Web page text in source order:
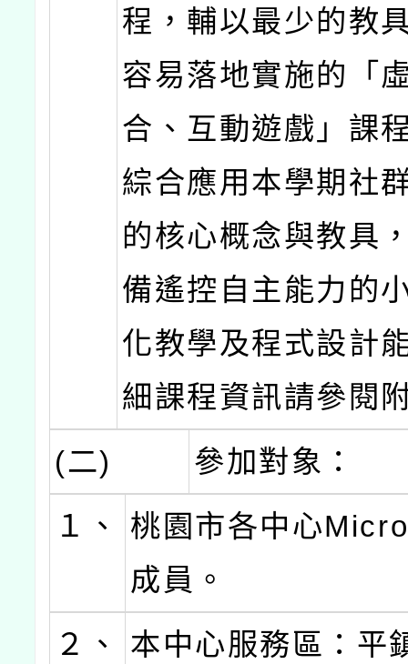
程，輔以最少的教
容易落地實施的「
合、互動遊戲」課
綜合應用本學期社
的核心概念與教具
備遙控自主能力的
化教學及程式設計
細課程資訊請參閱
(二)
參加對象：
１、
桃園市各中心
成員。
２、
本中心服務區：平